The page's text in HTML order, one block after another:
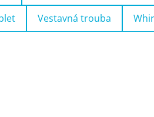
Vestavná trouba